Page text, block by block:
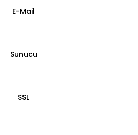
E-Mail
Sunucu
SSL